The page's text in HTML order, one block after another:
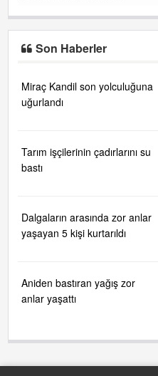
Son Haberler
Miraç Kandil son yolculuğuna
uğurlandı
Tarım işçilerinin çadırlarını su
bastı
Dalgaların arasında zor anlar
yaşayan 5 kişi kurtarıldı
Aniden bastıran yağış zor
anlar yaşattı